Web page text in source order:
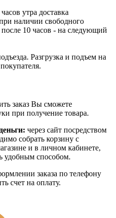
утра доставка
наличии свободного
10 часов - на следующий
Разгрузка и подъем на
заказ Вы сможете
при получение товара.
через сайт посредством
собрать корзину с
и в личном кабинете,
удобным способом.
заказа по телефону
счет на оплату.